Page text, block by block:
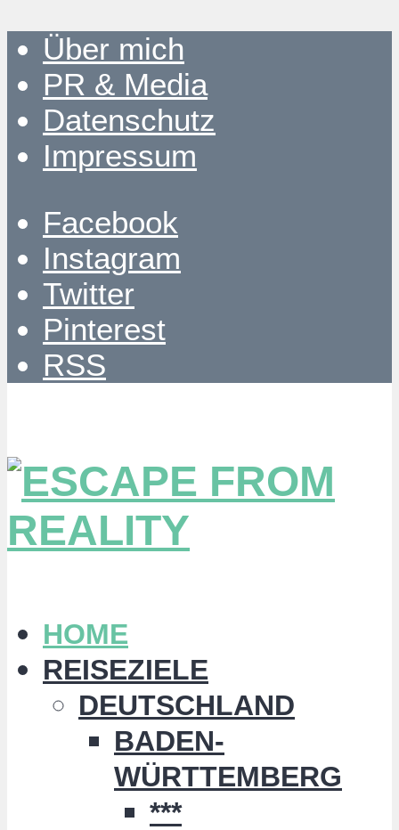
Über mich
PR & Media
Datenschutz
Impressum
Facebook
Instagram
Twitter
Pinterest
RSS
HOME
REISEZIELE
DEUTSCHLAND
BADEN-
WÜRTTEMBERG
***